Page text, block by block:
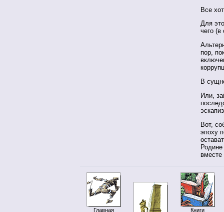
Все
Для
чего
пор,
В
Или,
Вот,
эпоху
Родине
вместе
Главная Книги